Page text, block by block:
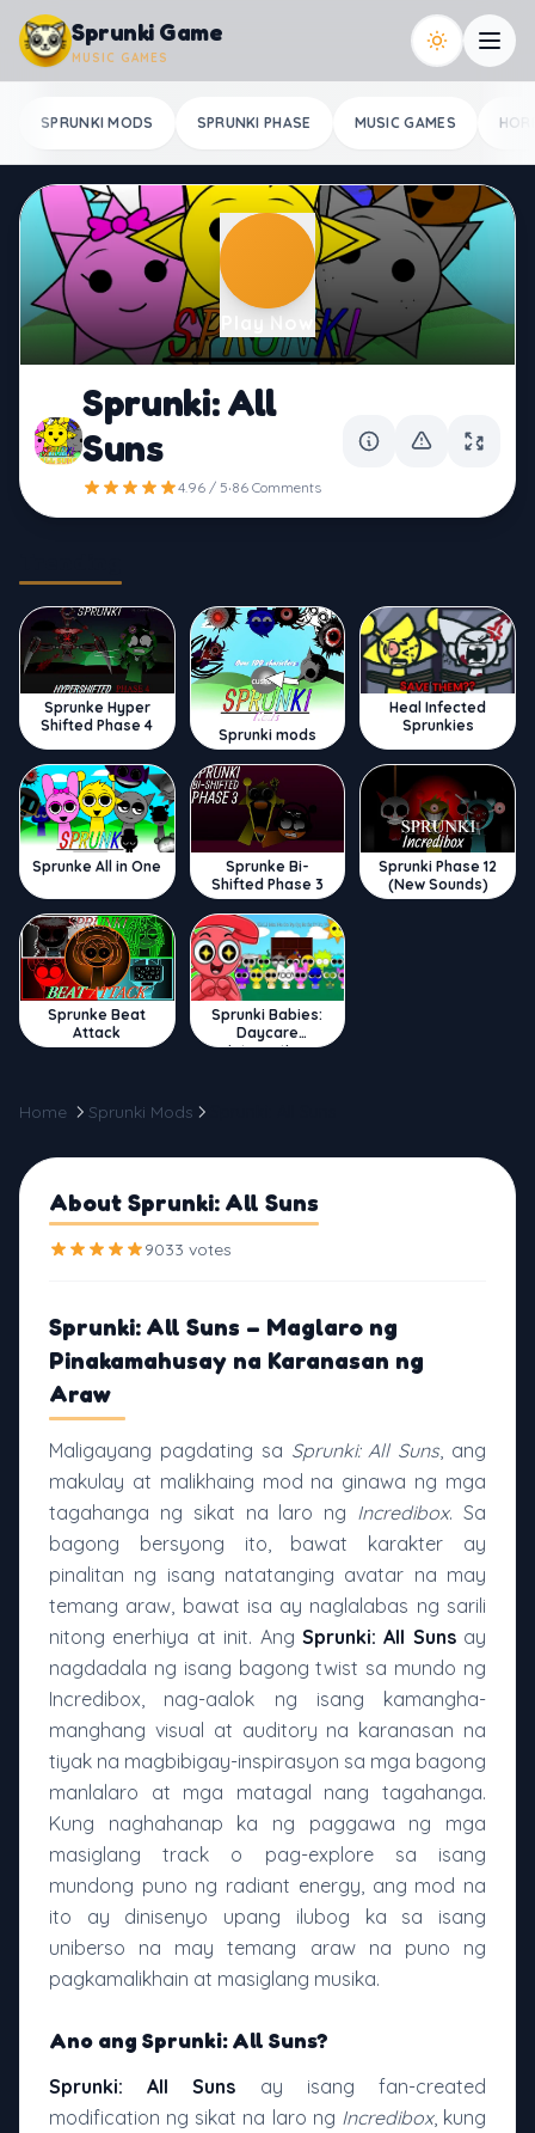
Skip to content
Sprunki Game
MUSIC GAMES
SPRUNKI MODS SPRUNKI PHASE MUSIC GAMES
Play Now
Sprunki: All
Suns
4.96 / 5·86 Comments
Sprunke Hyper
Shifted Phase 4
Sprunki mods
Heal Infected
Sprunkies
Sprunke All in One
Sprunke Bi-
Shifted Phase 3
Sprunki Phase 12
(New Sounds)
Sprunke Beat
Attack
Sprunki Babies:
Daycare
Interactive
Home Sprunki Mods
About Sprunki: All Suns
9033 votes
Sprunki: All Suns – Maglaro ng
Pinakamahusay na Karanasan ng
Araw
Maligayang pagdating sa Sprunki: All Suns, ang
makulay at malikhaing mod na ginawa ng mga
tagahanga ng sikat na laro ng Incredibox. Sa
bagong bersyong ito, bawat karakter ay
pinalitan ng isang natatanging avatar na may
temang araw, bawat isa ay naglalabas ng sarili
nitong enerhiya at init. Ang Sprunki: All Sunsay
nagdadala ng isang bagong twist sa mundo ng
Incredibox, nag-aalok ng isang kamangha-
manghang visual at auditory na karanasan na
tiyak na magbibigay-inspirasyon sa mga bagong
manlalaro at mga matagal nang tagahanga.
Kung naghahanap ka ng paggawa ng mga
masiglang track o pag-explore sa isang
mundong puno ng radiant energy, ang mod na
ito ay dinisenyo upang ilubog ka sa isang
uniberso na may temang araw na puno ng
pagkamalikhain at masiglang musika.
Ano ang Sprunki: All Suns?
Sprunki: All Suns ay isang fan-created
modification ng sikat na laro ng Incredibox, kung